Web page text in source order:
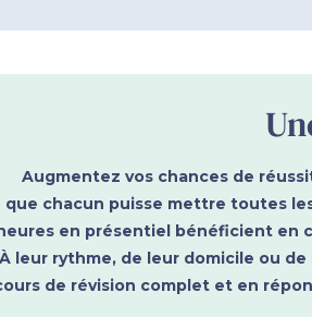
Augmentez vos chances de
que chacun puisse mettre toutes
en présentiel bénéficient en
À leur rythme, de leur domicile ou
de révision complet et en